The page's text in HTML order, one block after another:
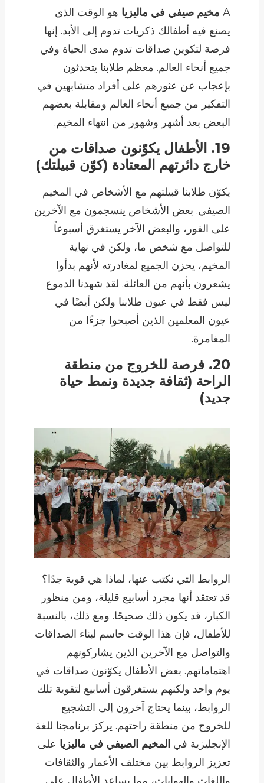
A مخيم صيفي في ماليزيا هو الوقت الذي
يصنع فيه أطفالك ذكريات تدوم إلى الأبد. إنها
فرصة لتكوين صداقات تدوم مدى الحياة وفي
جميع أنحاء العالم. معظم طلابنا يتحدثون
بإعجاب عن عثورهم على أفراد متشابهين في
التفكير من جميع أنحاء العالم ومقابلة بعضهم
البعض بعد أشهر وشهور من انتهاء المخيم.
19. الأطفال يكوّنون صداقات من
خارج دائرتهم المعتادة (كوّن قبيلتك)
يكوّن طلابنا قبيلتهم مع الأشخاص في المخيم
الصيفي. بعض الأشخاص ينسجمون مع الآخرين
على الفور، والبعض الآخر يستغرق أسبوعاً
للتواصل مع شخص ما، ولكن في نهاية
المخيم، يحزن الجميع لمغادرته لأنهم بدأوا
يشعرون بأنهم من العائلة. لقد شهدنا الدموع
ليس فقط في عيون طلابنا ولكن أيضًا في
عيون المعلمين الذين أصبحوا جزءًا من
المغامرة.
20. فرصة للخروج من منطقة
الراحة (ثقافة جديدة ونمط حياة
جديد)
الروابط التي نكتب عنها، لماذا هي قوية جدًا؟
قد تعتقد أنها مجرد أسابيع قليلة، ومن منظور
الكبار، قد يكون ذلك صحيحًا. ومع ذلك، بالنسبة
للأطفال، فإن هذا الوقت حاسم لبناء الصداقات
والتواصل مع الآخرين الذين يشاركونهم
اهتماماتهم. بعض الأطفال يكوّنون صداقات في
يوم واحد ولكنهم يستغرقون أسابيع لتقوية تلك
الروابط، بينما يحتاج آخرون إلى التشجيع
للخروج من منطقة راحتهم. يركز برنامجنا للغة
الإنجليزية في المخيم الصيفي في ماليزيا على
تعزيز الروابط بين مختلف الأعمار والثقافات